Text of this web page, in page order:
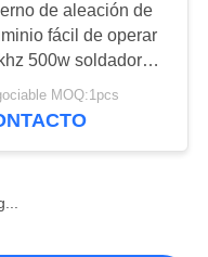
16
de aleación de
fácil de operar
500w soldadora
portátil
MOQ:1pcs